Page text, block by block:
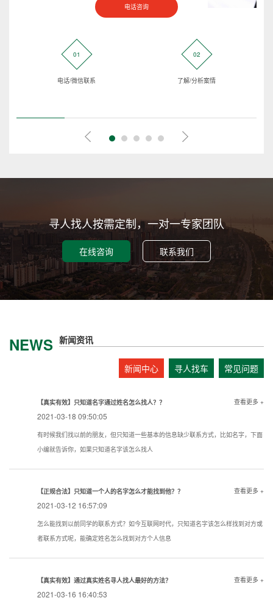
电话咨询
01
电话/微信联系
02
了解/分析案情
寻人找人按需定制，一对一专家团队
在线咨询 联系我们
NEWS 新闻资讯
新闻中心 寻人找车 常见问题
【真实有效】只知道名字通过姓名怎么找人？？
2021-03-18 09:50:05
查看更多 +
有时候我们找以前的朋友，但只知道一些基本的信息缺少联系方式，比如名字，下面
小编就告诉你，如果只知道名字该怎么找人
【正规合法】只知道一个人的名字怎么才能找到他？？
2021-03-12 16:57:09
查看更多 +
怎么能找到以前同学的联系方式？如今互联网时代，只知道名字该怎么样找到对方或
者联系方式呢，能确定姓名怎么找到对方个人信息
【真实有效】通过真实姓名寻人找人最好的方法？
2021-03-16 16:40:53
查看更多 +